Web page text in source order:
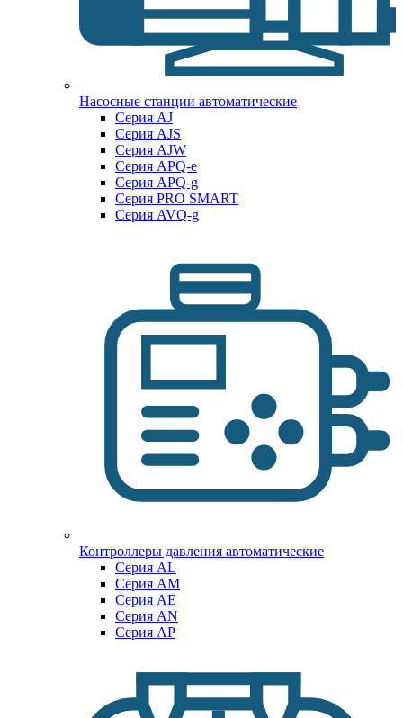
Насосные станции автоматические
Серия AJ
Серия AJS
Серия AJW
Серия APQ-e
Серия APQ-g
Серия PRO SMART
Серия AVQ-g
Контроллеры давления автоматические
Cерия AL
Cерия AM
Серия AE
Серия AN
Серия AP